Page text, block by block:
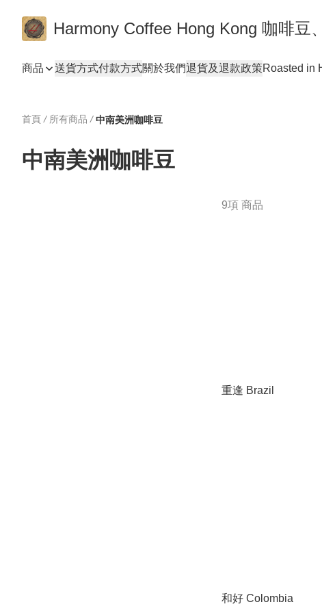
Harmony Coffee Hong Kong 咖啡豆
商品 送貨方式付款方式關於我們退貨及退款政策Roasted in
首頁 / 所有商品 / 中南美洲咖啡豆
中南美洲咖啡豆
9項 商品
重逢 Brazil
和好 Colombia